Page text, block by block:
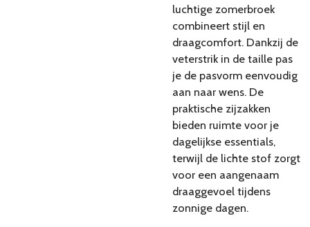
luchtige zomerbroek
combineert stijl en
draagcomfort. Dankzij de
veterstrik in de taille pas
je de pasvorm eenvoudig
aan naar wens. De
praktische zijzakken
bieden ruimte voor je
dagelijkse essentials,
terwijl de lichte stof zorgt
voor een aangenaam
draaggevoel tijdens
zonnige dagen.